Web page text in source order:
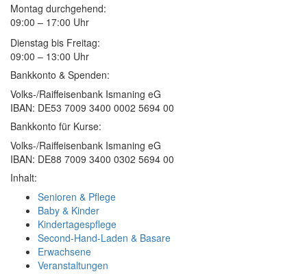
Montag durchgehend:
09:00 – 17:00 Uhr
Dienstag bis Freitag:
09:00 – 13:00 Uhr
Bankkonto & Spenden:
Volks-/Raiffeisenbank Ismaning eG
IBAN: DE53 7009 3400 0002 5694 00
Bankkonto für Kurse:
Volks-/Raiffeisenbank Ismaning eG
IBAN: DE88 7009 3400 0302 5694 00
Inhalt:
Senioren & Pflege
Baby & Kinder
Kindertagespflege
Second-Hand-Laden & Basare
Erwachsene
Veranstaltungen